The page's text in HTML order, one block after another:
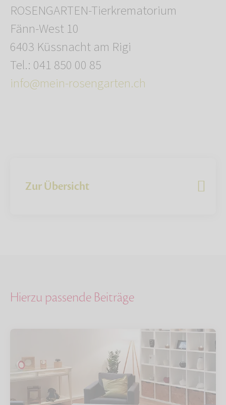
ROSENGARTEN-Tierkrematorium
Fänn-West 10
6403 Küssnacht am Rigi
Tel.: 041 850 00 85
info@mein-rosengarten.ch
Zur Übersicht
Hierzu passende Beiträge